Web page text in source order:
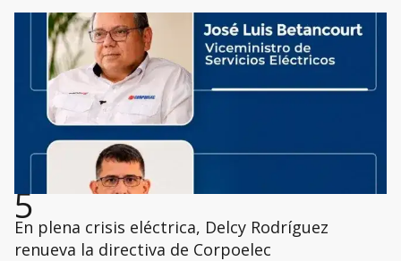
5
En plena crisis eléctrica, Delcy Rodríguez
renueva la directiva de Corpoelec